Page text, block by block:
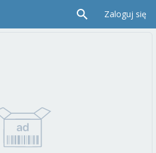
Zaloguj się